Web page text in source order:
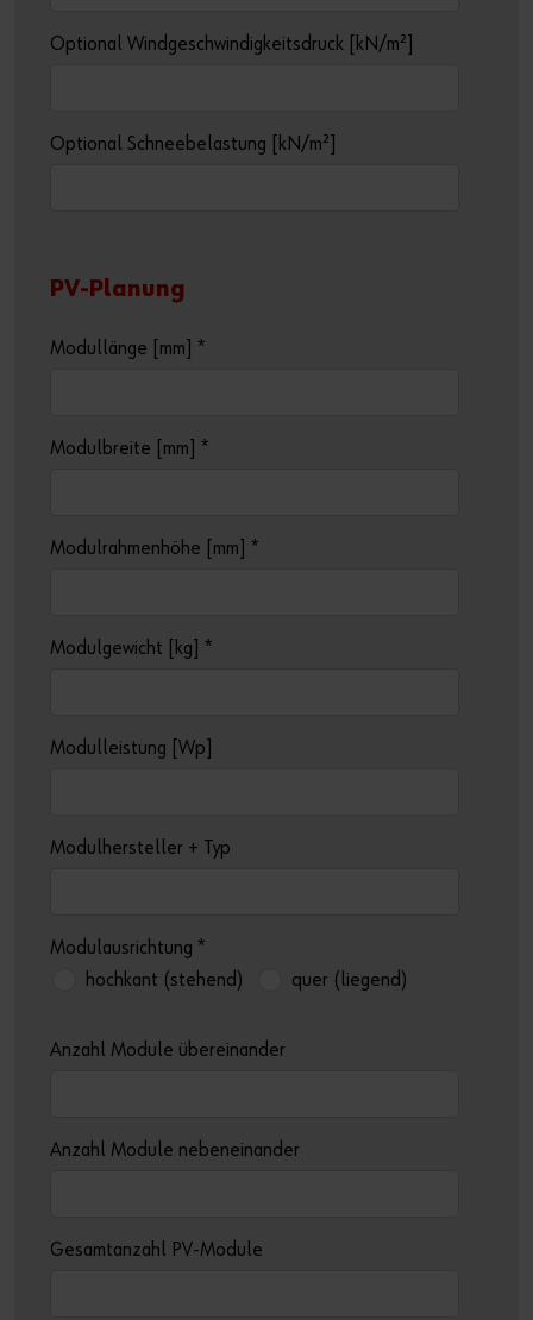
Optional Windgeschwindigkeitsdruck [kN/m²]
Optional Schneebelastung [kN/m²]
PV-Planung
Modullänge [mm] *
Modulbreite [mm] *
Modulrahmenhöhe [mm] *
Modulgewicht [kg] *
Modulleistung [Wp]
Modulhersteller + Typ
Modulausrichtung *
hochkant (stehend)
quer (liegend)
Anzahl Module übereinander
Anzahl Module nebeneinander
Gesamtanzahl PV-Module